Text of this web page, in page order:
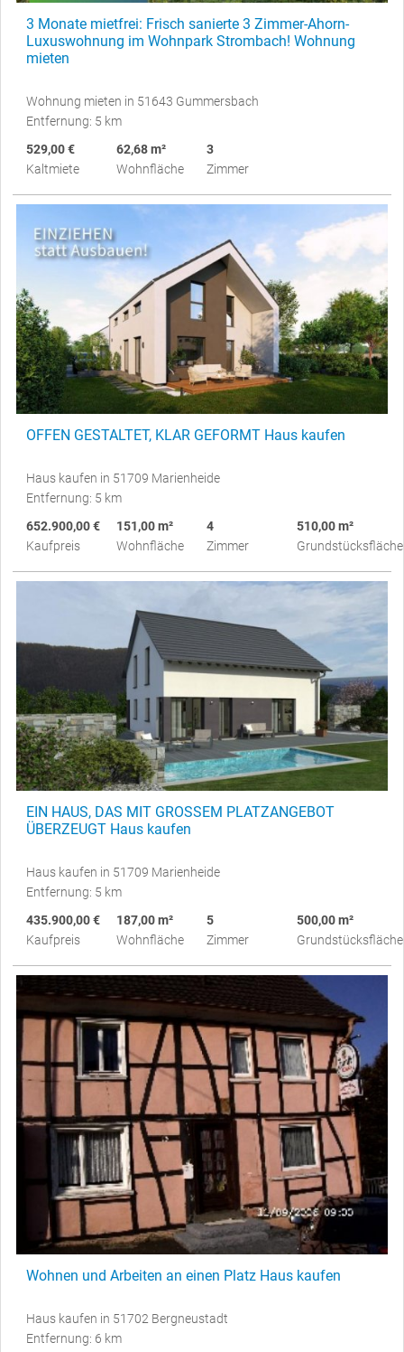
3 Monate mietfrei: Frisch sanierte 3 Zimmer-Ahorn-
Luxuswohnung im Wohnpark Strombach! Wohnung
mieten
Wohnung mieten in 51643 Gummersbach
Entfernung: 5 km
529,00 €
Kaltmiete
62,68 m²
Wohnfläche
3
Zimmer
OFFEN GESTALTET, KLAR GEFORMT Haus kaufen
Haus kaufen in 51709 Marienheide
Entfernung: 5 km
652.900,00 €
Kaufpreis
151,00 m²
Wohnfläche
4
Zimmer
510,00 m²
Grundstücksfläche
EIN HAUS, DAS MIT GROSSEM PLATZANGEBOT
ÜBERZEUGT Haus kaufen
Haus kaufen in 51709 Marienheide
Entfernung: 5 km
435.900,00 €
Kaufpreis
187,00 m²
Wohnfläche
5
Zimmer
500,00 m²
Grundstücksfläche
Wohnen und Arbeiten an einen Platz Haus kaufen
Haus kaufen in 51702 Bergneustadt
Entfernung: 6 km